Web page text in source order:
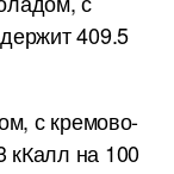
409.5
с кремово-
кКалл на 100